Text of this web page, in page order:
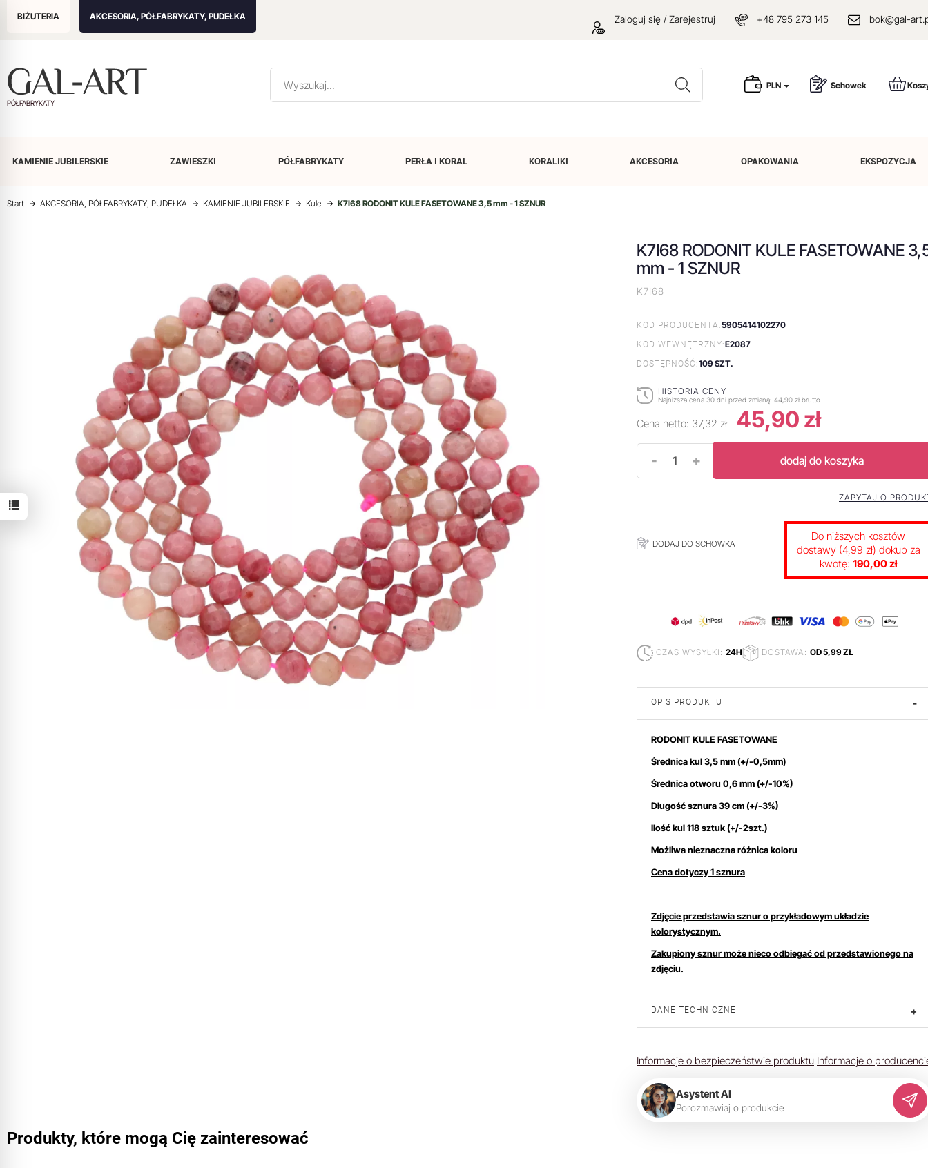
BIŻUTERIA AKCESORIA, PÓŁFABRYKATY, PUDEŁKA Zaloguj się / Zarejestruj +48 795 273 145 bok@gal-
PÓŁFABRYKATY
Wyszukaj PLN Schowek
KAMIENIE JUBILERSKIE ZAWIESZKI PÓŁFABRYKATY PERŁA I KORAL KORALIKI AKCESORIA OPAKOWANIA EKSPOZYCJA
Start AKCESORIA, PÓŁFABRYKATY, PUDEŁKA KAMIENIE JUBILERSKIE Kule K7I68 RODONIT KULE FASETOWANE 3,5 mm - 1 SZNUR
K7I68 RODONIT KULE FASETOWANE
mm - 1 SZNUR
K7I68
KOD PRODUCENTA:5905414102270
KOD WEWNĘTRZNY:E2087
DOSTĘPNOŚĆ:109 SZT.
HISTORIA CENY
Najniższa cena 30 dni przed zmianą: 44,90 zł brutto
Cena netto: 37,32 zł 45,90 zł
- + dodaj do koszyka
DODAJ DO SCHOWKA
ZAPYTAJ O
Do niższych kosztów
dostawy (4,99 zł) dokup za
kwotę: 190,00 zł
CZAS WYSYŁKI: 24H DOSTAWA: OD 5,99 ZŁ
OPIS PRODUKTU -
RODONIT KULE FASETOWANE
Średnica kul 3,5 mm(+/-0,5mm)
Średnica otworu 0,6 mm (+/-10%)
Długość sznura 39 cm (+/-3%)
Ilość kul 118 sztuk (+/-2szt.)
Możliwa nieznaczna różnica koloru
Cena dotyczy 1 sznura
Zdjęcie przedstawia sznur o przykładowym układzie
kolorystycznym.
Zakupiony sznur może nieco odbiegać od przedstawionego na
zdjęciu.
DANE TECHNICZNE +
Informacje o bezpieczeństwie produktu Informacje o
Asystent AI
Porozmawiaj o produkcie
Produkty, które mogą Cię zainteresować